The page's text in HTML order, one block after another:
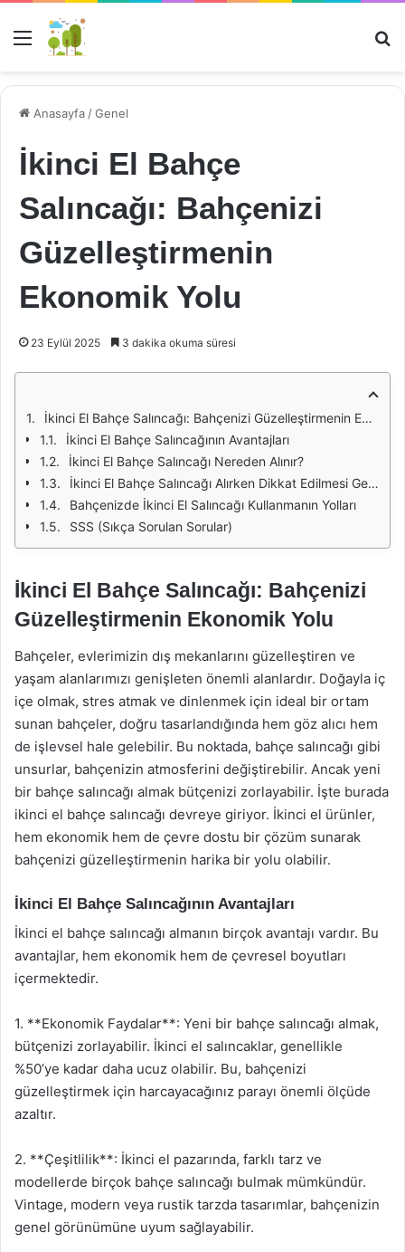
Menü
Anasayfa /Genel
İkinci El Bahçe
Salıncağı: Bahçenizi
Güzelleştirmenin
Ekonomik Yolu
23 Eylül 2025 3 dakika okuma süresi
İkinci El Bahçe Salıncağı: Bahçenizi Güzelleştirmenin Ekonomik Yolu
İkinci El Bahçe Salıncağının Avantajları
İkinci El Bahçe Salıncağı Nereden Alınır?
İkinci El Bahçe Salıncağı Alırken Dikkat Edilmesi Gerekenler
Bahçenizde İkinci El Salıncağı Kullanmanın Yolları
SSS (Sıkça Sorulan Sorular)
İkinci El Bahçe Salıncağı: Bahçenizi
Güzelleştirmenin Ekonomik Yolu
Bahçeler, evlerimizin dış mekanlarını güzelleştiren ve
yaşam alanlarımızı genişleten önemli alanlardır. Doğayla iç
içe olmak, stres atmak ve dinlenmek için ideal bir ortam
sunan bahçeler, doğru tasarlandığında hem göz alıcı hem
de işlevsel hale gelebilir. Bu noktada, bahçe salıncağı gibi
unsurlar, bahçenizin atmosferini değiştirebilir. Ancak yeni
bir bahçe salıncağı almak bütçenizi zorlayabilir. İşte burada
ikinci el bahçe salıncağı devreye giriyor. İkinci el ürünler,
hem ekonomik hem de çevre dostu bir çözüm sunarak
bahçenizi güzelleştirmenin harika bir yolu olabilir.
İkinci El Bahçe Salıncağının Avantajları
İkinci el bahçe salıncağı almanın birçok avantajı vardır. Bu
avantajlar, hem ekonomik hem de çevresel boyutları
içermektedir.
1. **Ekonomik Faydalar**: Yeni bir bahçe salıncağı almak,
bütçenizi zorlayabilir. İkinci el salıncaklar, genellikle
%50’ye kadar daha ucuz olabilir. Bu, bahçenizi
güzelleştirmek için harcayacağınız parayı önemli ölçüde
azaltır.
2. **Çeşitlilik**: İkinci el pazarında, farklı tarz ve
modellerde birçok bahçe salıncağı bulmak mümkündür.
Vintage, modern veya rustik tarzda tasarımlar, bahçenizin
genel görünümüne uyum sağlayabilir.